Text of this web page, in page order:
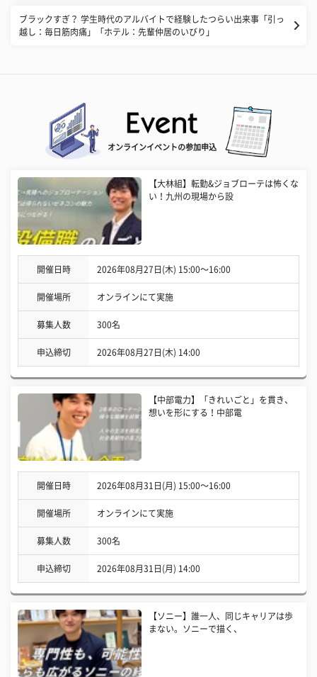
ブラックすぎ？ 学生時代のアルバイトで経験したつらい出来事「引っ
越し：毎日筋肉痛」「ホテル：先輩仲居のいびり」
オンラインイベントの参加申込
【大林組】転勤&ジョブローテは怖くな
い！九州の現場から設
開催日時 2026年08月27日(木) 15:00〜16:00
開催場所 オンラインにて実施
募集人数 300名
申込締切 2026年08月27日(木) 14:00
【中部電力】「きれいごと」を貫き、
想いを形にする！中部電
開催日時 2026年08月31日(月) 15:00〜16:00
開催場所 オンラインにて実施
募集人数 300名
申込締切 2026年08月31日(月) 14:00
【ソニー】誰一人、同じキャリアは歩
まない。ソニーで描く、